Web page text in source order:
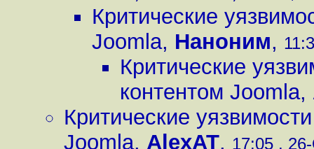
Критические
Joomla, Наноним,
Критические
контентом Joomla,
Критические
Joomla, AlexAT, 17:05 ,